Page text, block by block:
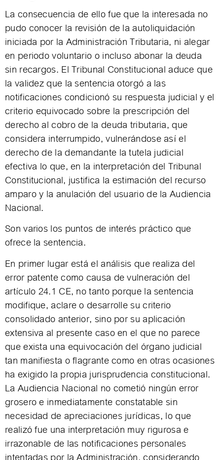
La consecuencia de ello fue que la interesada no
pudo conocer la revisión de la autoliquidación
iniciada por la Administración Tributaria, ni alegar
en periodo voluntario o incluso abonar la deuda
sin recargos. El Tribunal Constitucional aduce que
la validez que la sentencia otorgó a las
notificaciones condicionó su respuesta judicial y el
criterio equivocado sobre la prescripción del
derecho al cobro de la deuda tributaria, que
considera interrumpido, vulnerándose así el
derecho de la demandante la tutela judicial
efectiva lo que, en la interpretación del Tribunal
Constitucional, justifica la estimación del recurso
amparo y la anulación del usuario de la Audiencia
Nacional.
Son varios los puntos de interés práctico que
ofrece la sentencia.
En primer lugar está el análisis que realiza del
error patente como causa de vulneración del
artículo 24.1 CE, no tanto porque la sentencia
modifique, aclare o desarrolle su criterio
consolidado anterior, sino por su aplicación
extensiva al presente caso en el que no parece
que exista una equivocación del órgano judicial
tan manifiesta o flagrante como en otras ocasiones
ha exigido la propia jurisprudencia constitucional.
La Audiencia Nacional no cometió ningún error
grosero e inmediatamente constatable sin
necesidad de apreciaciones jurídicas, lo que
realizó fue una interpretación muy rigurosa e
irrazonable de las notificaciones personales